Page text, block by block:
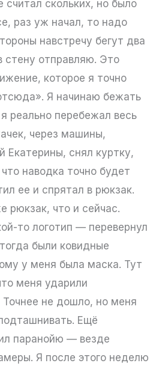
скольких, но было
раз уж начал, то надо
навстречу бегут два
стену отправляю. Это
которое я точно
Я начинаю бежать
реально перебежал весь
через машины,
Екатерины, снял куртку,
наводка точно будет
ее и спрятал в рюкзак.
рюкзак, что и сейчас.
то логотип — перевернул
были ковидные
у меня была маска. Тут
меня ударили
не дошло, но меня
Ещё
паранойю — везде
Я после этого неделю